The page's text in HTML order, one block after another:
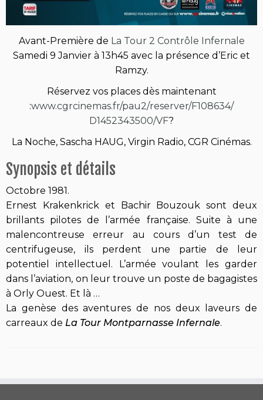
Avant-Première de La Tour 2 Contrôle Infernale
Samedi 9 Janvier à 13h45 avec la présence d’Eric et
Ramzy.
Réservez vos places dès maintenant
:www.cgrcinemas.fr/pau2/reserver/F108634/
D1452343500/VF?
La Noche, Sascha HAUG, Virgin Radio, CGR Cinémas.
Synopsis et détails
Octobre 1981.
Ernest Krakenkrick et Bachir Bouzouk sont deux
brillants pilotes de l’armée française. Suite à une
malencontreuse erreur au cours d’un test de
centrifugeuse, ils perdent une partie de leur
potentiel intellectuel. L’armée voulant les garder
dans l’aviation, on leur trouve un poste de bagagistes
à Orly Ouest. Et là …
La genèse des aventures de nos deux laveurs de
carreaux de La Tour Montparnasse Infernale.